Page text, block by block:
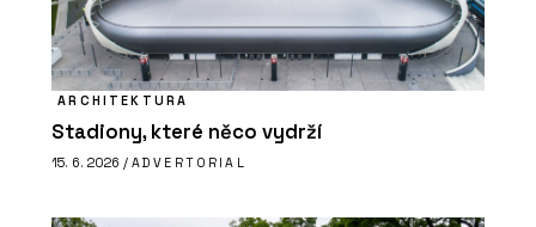
ARCHITEKTURA
Stadiony, které něco vydrží
15. 6. 2026 / ADVERTORIAL